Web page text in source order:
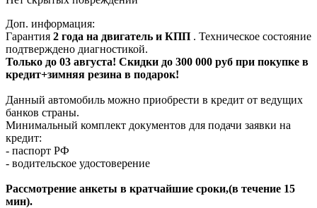
Доп. информация:
Гарантия 2 года на двигатель и КПП . Техническое состояние
подтверждено диагностикой.
Только до 03 августа! Скидки до 300 000 руб при покупке в
кредит+зимняя резина в подарок!
Данный автомобиль можно приобрести в кредит от ведущих
банков страны.
Минимальный комплект документов для подачи заявки на
кредит:
- паспорт РФ
- водительское удостоверение
Рассмотрение анкеты в кратчайшие сроки,(в течение 15
мин).